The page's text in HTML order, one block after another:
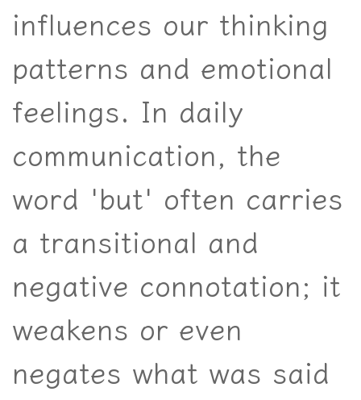
influences our thinking
patterns and emotional
feelings. In daily
communication, the
word 'but' often carries
a transitional and
negative connotation; it
weakens or even
negates what was said